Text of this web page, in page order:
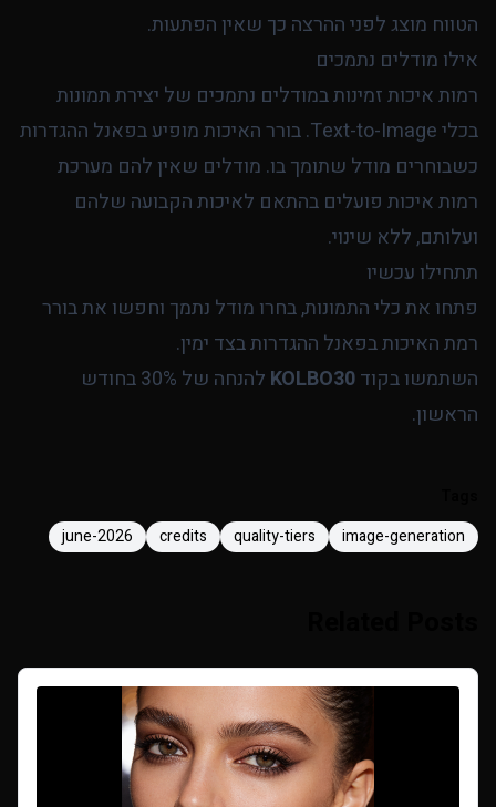
הטווח מוצג לפני ההרצה כך שאין הפתעות.
אילו מודלים נתמכים
רמות איכות זמינות במודלים נתמכים של יצירת תמונות
בכליText-to-Image. בורר האיכות מופיע בפאנל ההגדרות
כשבוחרים מודל שתומך בו. מודלים שאין להם מערכת
רמות איכות פועלים בהתאם לאיכות הקבועה שלהם
ועלותם, ללא שינוי.
תתחילו עכשיו
פתחו אתכלי התמונות, בחרו מודל נתמך וחפשו את בורר
רמת האיכות בפאנל ההגדרות בצד ימין.
השתמשו בקודKOLBO30
להנחה של 30% בחודש
הראשון.
image-generation
quality-tiers
credits
june-2026